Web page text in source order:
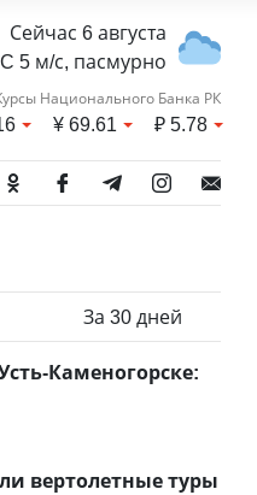
Сейчас 6 августа
5 м/с, пасмурно
Национального Банка РК
¥69.61 ₽5.78
За 30 дней
Каменогорске:
вертолетные туры